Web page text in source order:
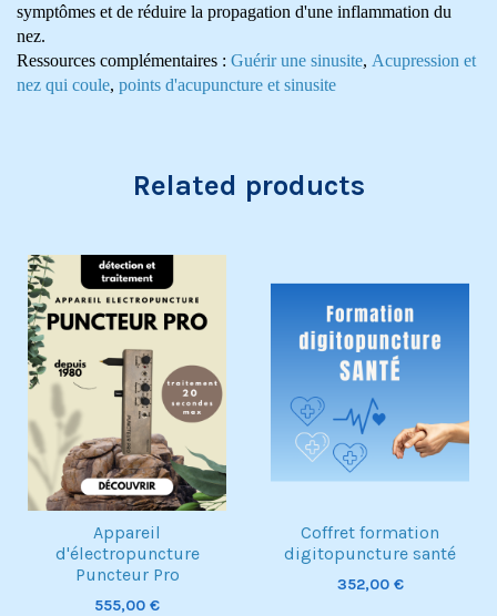
symptômes et de réduire la propagation d'une inflammation du
nez.
Ressources complémentaires : Guérir une sinusite, Acupression et
nez qui coule, points d'acupuncture et sinusite
Related products
Exclusivité web !
Appareil
d'électropuncture
Puncteur Pro
555,00 €
Coffret formation
digitopuncture santé
352,00 €